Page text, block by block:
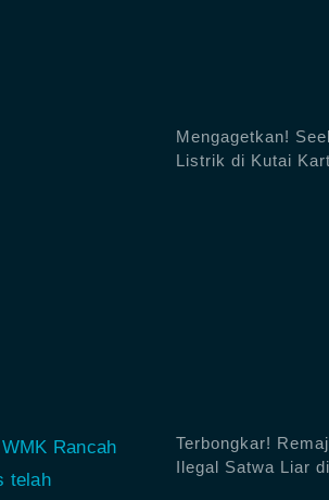
Mengagetkan!
Listrik di Kutai
Terbongkar!
Ilegal Satwa Liar